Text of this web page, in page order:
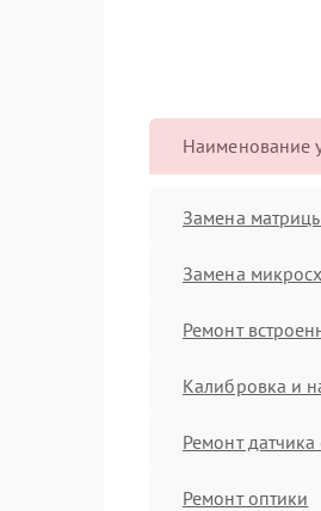
Наименование
Замена
Замена
Ремонт
Калибровка и
Ремонт
Ремонт оптики